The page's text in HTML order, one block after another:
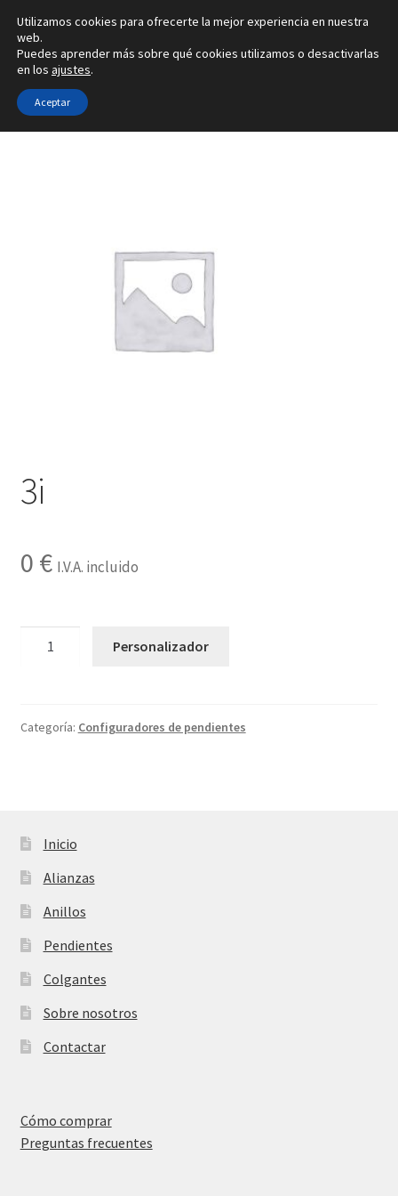
Ir
a
la
navegación
Ir
al
contenido
Inicio
Sobre nosotros
Inicio Tipo de joya
3i
0 € I.V.A. incluido
Personalizador
Categoría: Configuradores de pendientes
Inicio
Alianzas
Anillos
Pendientes
Colgantes
Sobre nosotros
Contactar
Cómo comprar
Preguntas frecuentes
Utilizamos cookies para ofrecerte la mejor experiencia en nuestra
web.
Puedes aprender más sobre qué cookies utilizamos o desactivarlas
en los ajustes.
Aceptar